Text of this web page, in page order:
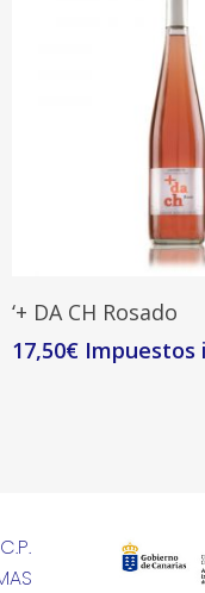
Leer Más
‘+ DA CH Rosado
17,50€